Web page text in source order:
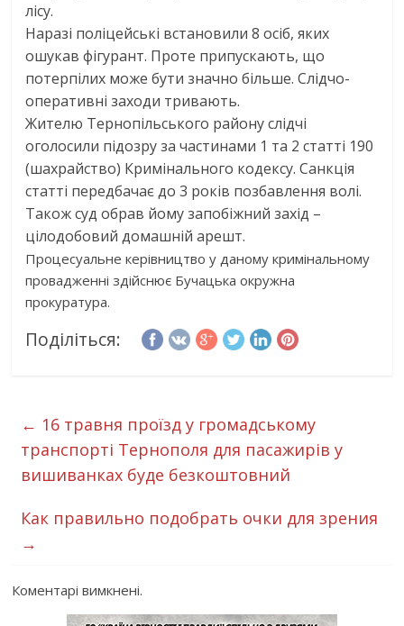
лісу.
Наразі поліцейські встановили 8 осіб, яких
ошукав фігурант. Проте припускають, що
потерпілих може бути значно більше. Слідчо-
оперативні заходи тривають.
Жителю Тернопільського району слідчі
оголосили підозру за частинами 1 та 2 статті 190
(шахрайство) Кримінального кодексу. Санкція
статті передбачає до 3 років позбавлення волі.
Також суд обрав йому запобіжний захід –
цілодобовий домашній арешт.
Процесуальне керівництво у даному кримінальному
провадженні здійснює Бучацька окружна
прокуратура.
Поділіться:
← 16 травня проїзд у громадському
транспорті Тернополя для пасажирів у
вишиванках буде безкоштовний
Как правильно подобрать очки для зрения
→
Коментарі вимкнені.